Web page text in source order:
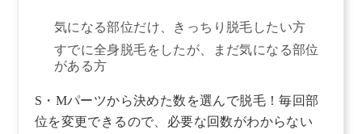
気になる部位だけ、きっちり脱毛したい方
すでに全身脱毛をしたが、まだ気になる部位
がある方
S・Mパーツから決めた数を選んで脱毛！毎回部
位を変更できるので、必要な回数がわからない